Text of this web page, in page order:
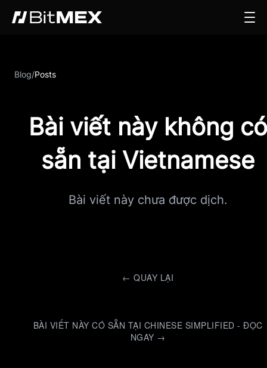
Blog/Posts
Bài viết này không có
sẵn tại Vietnamese
Bài viết này chưa được dịch.
← QUAY LẠI
BÀI VIẾT NÀY CÓ SẴN TẠI CHINESE SIMPLIFIED - ĐỌC
NGAY →